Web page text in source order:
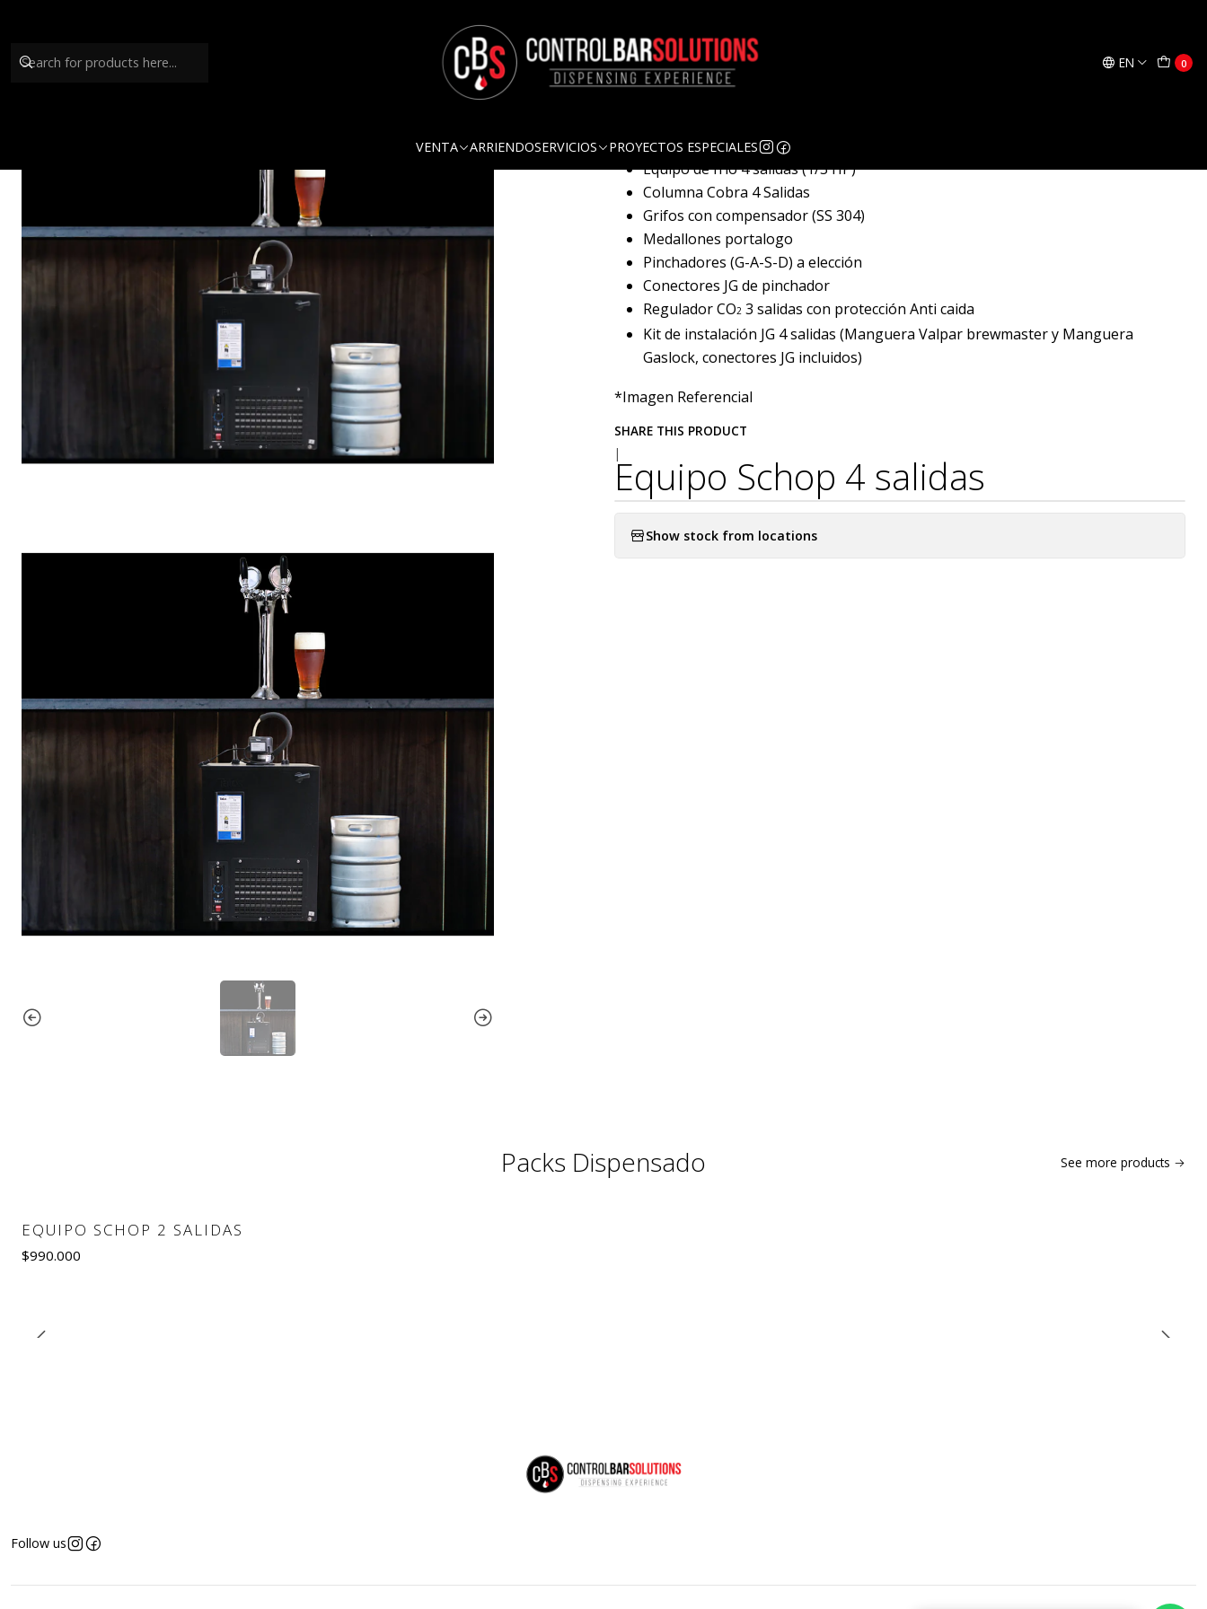
EN 0
VENTA ARRIENDOSERVICIOS PROYECTOS ESPECIALES
Quantity
Equipo de frío 4 salidas (1/3 HP)
Columna Cobra 4 Salidas
Grifos con compensador (SS 304)
Medallones portalogo
Pinchadores (G-A-S-D) a elección
Conectores JG de pinchador
Regulador CO2 3 salidas con protección Anti caida
Kit de instalación JG 4 salidas (Manguera Valpar brewmaster y Manguera
Gaslock, conectores JG incluidos)
*Imagen Referencial
SHARE THIS PRODUCT
|Equipo Schop 4 salidas
Show stock from locations
Packs Dispensado See more products
EQUIPO SCHOP 2 SALIDAS
$990.000
Follow us